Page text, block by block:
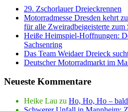
29. Zschorlauer Dreieckrennen
Motorradmesse Dresden kehrt
für alle Zweiradbeigeisterte zum
Heiße Heimspiel-Hoffnungen:
Sachsenring
Das Team Weidaer Dreieck
Deutscher Motorradmarkt im
Neueste Kommentare
Heike Lau zu Ho, Ho, Ho –